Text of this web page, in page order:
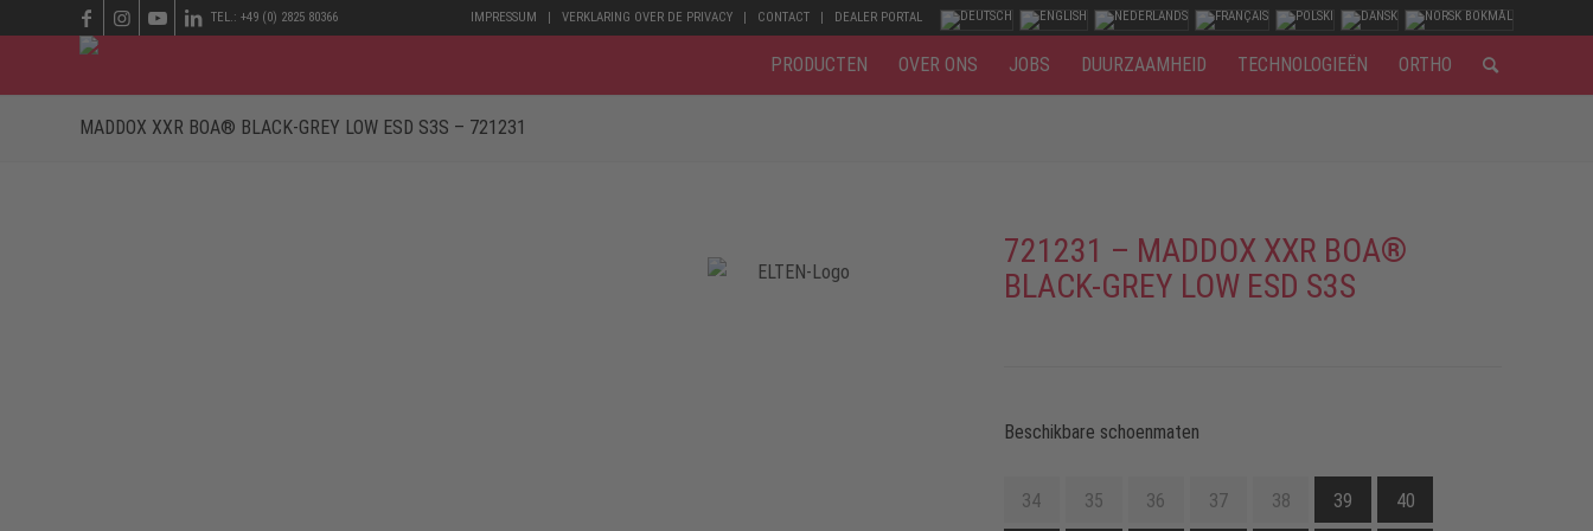
IMPRESSUM VERKLARING OVER DE PRIVACY CONTACT DEALER PORTAL
TEL.: +49 (0) 2825 80366
PRODUCTEN OVER ONS JOBS DUURZAAMHEID TECHNOLOGIEËN ORTHO
MADDOX XXR BOA® BLACK-GREY LOW ESD S3S – 721231
721231 – MADDOX XXR BOA®
BLACK-GREY LOW ESD S3S
Beschikbare schoenmaten
34 35 36 37 38 39 40